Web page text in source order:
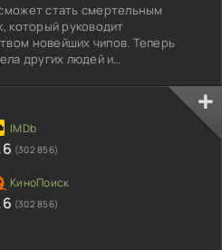
стать смертельным
который руководит
новейших чипов. Теперь
других людей и
врага и атаковать
выведать нужную информацию.
условиях нельзя никому.
был тяжело ранен во
Его
(302 856)
(302 856)